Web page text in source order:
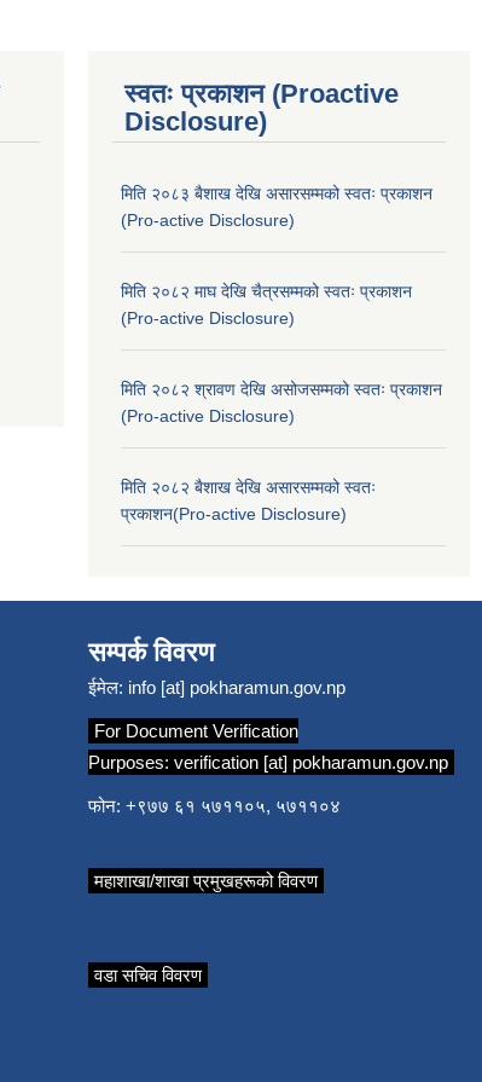
स्वतः प्रकाशन (Proactive
Disclosure)
मिति २०८३ बैशाख देखि असारसम्मको स्वतः प्रकाशन
(Pro-active Disclosure)
मिति २०८२ माघ देखि चैत्रसम्मको स्वतः प्रकाशन
(Pro-active Disclosure)
मिति २०८२ श्रावण देखि असोजसम्मको स्वतः प्रकाशन
(Pro-active Disclosure)
मिति २०८२ बैशाख देखि असारसम्मको स्वतः
प्रकाशन(Pro-active Disclosure)
सम्पर्क विवरण
ईमेल: info [at] pokharamun.gov.np
For Document Verification
Purposes: verification [at] pokharamun.gov.np
फोन: +९७७ ६१ ५७११०५, ५७११०४
महाशाखा/शाखा प्रमुखहरूको विवरण
वडा सचिव विवरण